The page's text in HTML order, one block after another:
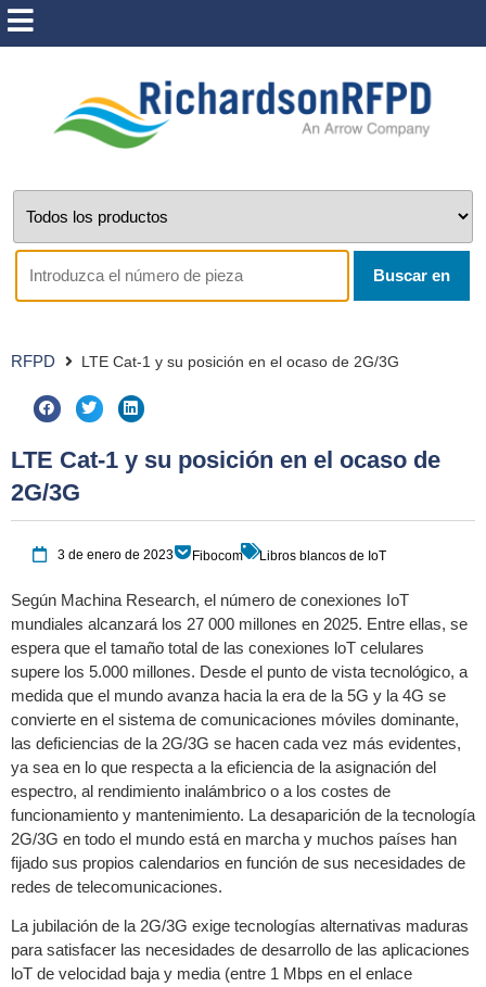
Buscar en
RFPD LTE Cat-1 y su posición en el ocaso de 2G/3G
LTE Cat-1 y su posición en el ocaso de
2G/3G
3 de enero de 2023 Fibocom Libros blancos de IoT
Según Machina Research, el número de conexiones IoT
mundiales alcanzará los 27 000 millones en 2025. Entre ellas, se
espera que el tamaño total de las conexiones loT celulares
supere los 5.000 millones. Desde el punto de vista tecnológico, a
medida que el mundo avanza hacia la era de la 5G y la 4G se
convierte en el sistema de comunicaciones móviles dominante,
las deficiencias de la 2G/3G se hacen cada vez más evidentes,
ya sea en lo que respecta a la eficiencia de la asignación del
espectro, al rendimiento inalámbrico o a los costes de
funcionamiento y mantenimiento. La desaparición de la tecnología
2G/3G en todo el mundo está en marcha y muchos países han
fijado sus propios calendarios en función de sus necesidades de
redes de telecomunicaciones.
La jubilación de la 2G/3G exige tecnologías alternativas maduras
para satisfacer las necesidades de desarrollo de las aplicaciones
loT de velocidad baja y media (entre 1 Mbps en el enlace